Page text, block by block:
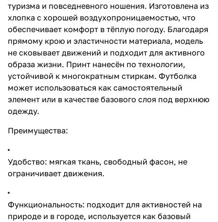
туризма и повседневного ношения. Изготовлена из
хлопка с хорошей воздухопроницаемостью, что
обеспечивает комфорт в тёплую погоду. Благодаря
прямому крою и эластичности материала, модель
не сковывает движений и подходит для активного
образа жизни. Принт нанесён по технологии,
устойчивой к многократным стиркам. Футболка
может использоваться как самостоятельный
элемент или в качестве базового слоя под верхнюю
одежду.
Преимущества:
Удобство: мягкая ткань, свободный фасон, не
ограничивает движения.
Функциональность: подходит для активностей на
природе и в городе, используется как базовый